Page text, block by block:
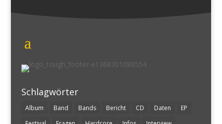
Schlagwörter
Album Band Bands Bericht CD Daten
EP